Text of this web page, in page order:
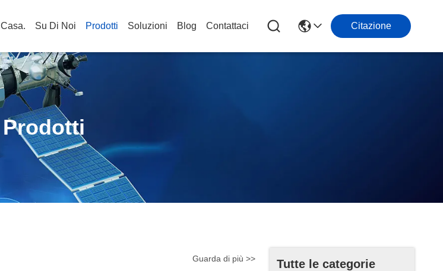
Casa. Su Di Noi Prodotti Soluzioni Blog Contattaci Citazione
Prodotti
Tutte le categorie
Guarda di più >>